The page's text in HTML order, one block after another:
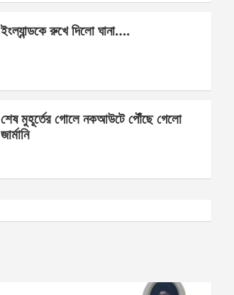
ইংল্যান্ডকে রুখে দিলো ঘানা….
শেষ মুহূর্তের গোলে নকআউটে পৌঁছে গেলো
জার্মানি